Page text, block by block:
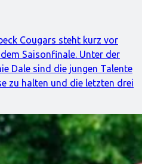
Cougars steht kurz vor
Saisonfinale. Unter der
Dale sind die jungen Talente
zu halten und die letzten drei